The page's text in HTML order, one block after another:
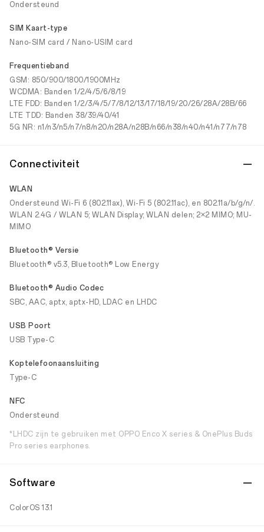
Ondersteund
SIM Kaart-type
Nano-SIM card / Nano-USIM card
Frequentieband
GSM: 850/900/1800/1900MHz
WCDMA: Banden 1/2/4/5/6/8/19
LTE FDD: Banden 1/2/3/4/5/7/8/12/13/17/18/19/20/26/28A/28B/66
LTE TDD: Banden 38/39/40/41
5G NR: n1/n3/n5/n7/n8/n20/n28A/n28B/n66/n38/n40/n41/n77/n78
Connectiviteit
WLAN
Ondersteund Wi-Fi 6 (802.11ax), Wi-Fi 5 (802.11ac), en 802.11a/b/g/n/.
WLAN 2.4G / WLAN 5; WLAN Display; WLAN delen; 2×2 MIMO; MU-
MIMO
Bluetooth® Versie
Bluetooth® v5.3, Bluetooth® Low Energy
Bluetooth® Audio Codec
SBC, AAC, aptx, aptx-HD, LDAC en LHDC
USB Poort
USB Type-C
Koptelefoonaansluiting
Type-C
NFC
Ondersteund
*LHDC zijn te gebruiken met OPPO Enco X series & OnePlus Buds
Pro series earphones.
Software
ColorOS 13.1